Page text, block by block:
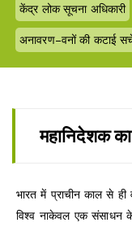
केंद्र लोक सूचना अधिकारी
अनावरण–वनों की कटाई
महानिदेशक
भारत में प्राचीन काल से ही
विश्व नाकेवल एक संसाधन